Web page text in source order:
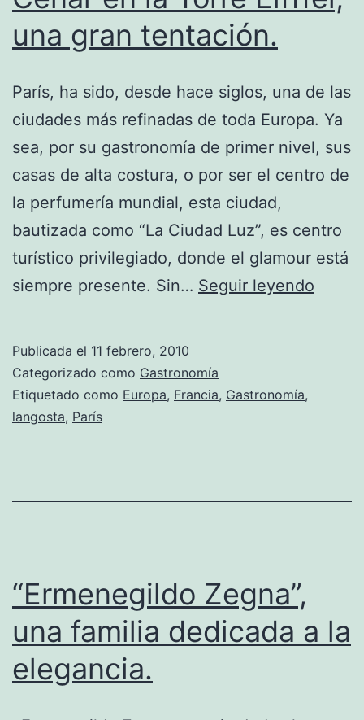
una gran tentación.
París, ha sido, desde hace siglos, una de las
ciudades más refinadas de toda Europa. Ya
sea, por su gastronomía de primer nivel, sus
casas de alta costura, o por ser el centro de
la perfumería mundial, esta ciudad,
bautizada como “La Ciudad Luz”, es centro
turístico privilegiado, donde el glamour está
siempre presente. Sin… Seguir leyendo
Publicada el 11 febrero, 2010
Categorizado como Gastronomía
Etiquetado como Europa, Francia, Gastronomía,
langosta, París
“Ermenegildo Zegna”,
una familia dedicada a la
elegancia.